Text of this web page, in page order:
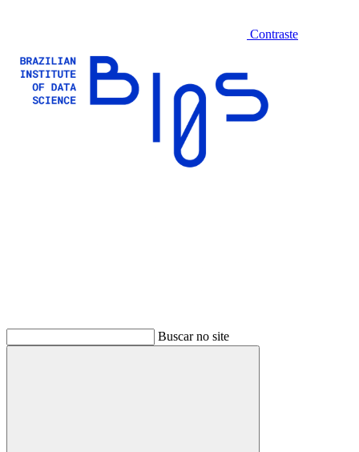
Contraste
Buscar no site